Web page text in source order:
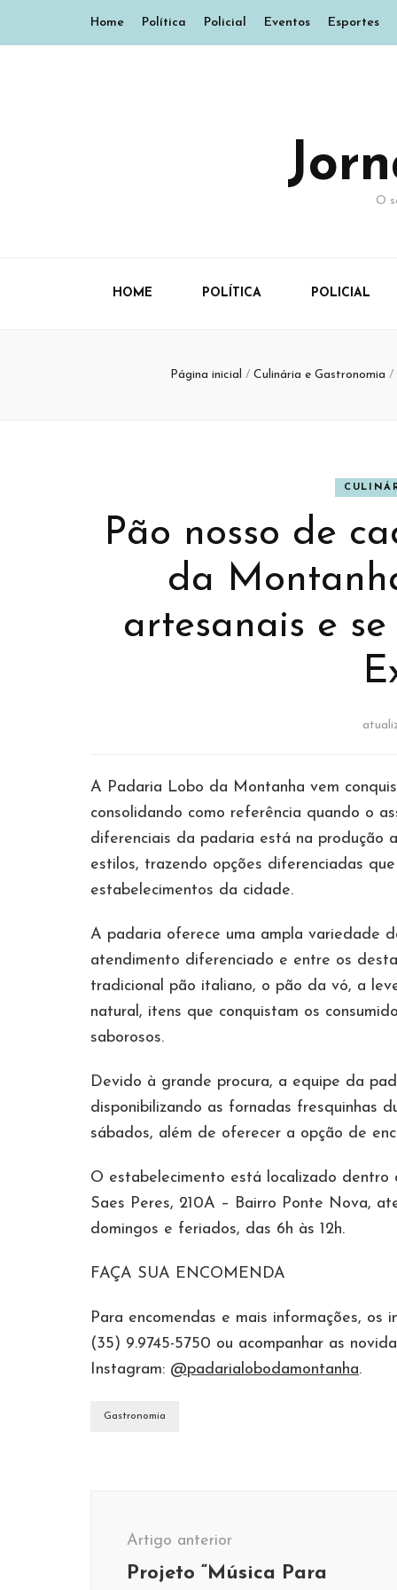
Home Política Policial Eventos Esportes
O
HOME POLÍTICA POLICIAL
Página inicial / Culinária e Gastronomia /
Pão nosso de
da
artesanais e
A Padaria Lobo da Montanha vem
consolidando como referência quando o
diferenciais da padaria está na produção
estilos, trazendo opções diferenciadas
estabelecimentos da cidade.
A padaria oferece uma ampla variedade
atendimento diferenciado e entre os
tradicional pão italiano, o pão da vó, a
natural, itens que conquistam os
saborosos.
Devido à grande procura, a equipe da
disponibilizando as fornadas fresquinhas
sábados, além de oferecer a opção de
O estabelecimento está localizado dentro
Saes Peres, 210A – Bairro Ponte Nova,
domingos e feriados, das 6h às 12h.
FAÇA SUA ENCOMENDA
Para encomendas e mais informações,
(35) 9.9745-5750 ou acompanhar as
Instagram: @padarialobodamontanha.
Gastronomia
Artigo anterior
Projeto “Música Para